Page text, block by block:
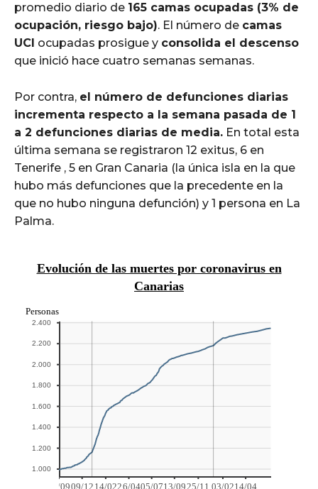
promedio diario de 165 camas ocupadas (3% de
ocupación, riesgo bajo). El número de camas
UCI ocupadas prosigue y consolida el descenso
que inició hace cuatro semanas semanas.
Por contra, el número de defunciones diarias
incrementa respecto a la semana pasada de 1
a 2 defunciones diarias de media. En total esta
última semana se registraron 12 exitus, 6 en
Tenerife , 5 en Gran Canaria (la única isla en la que
hubo más defunciones que la precedente en la
que no hubo ninguna defunción) y 1 persona en La
Palma.